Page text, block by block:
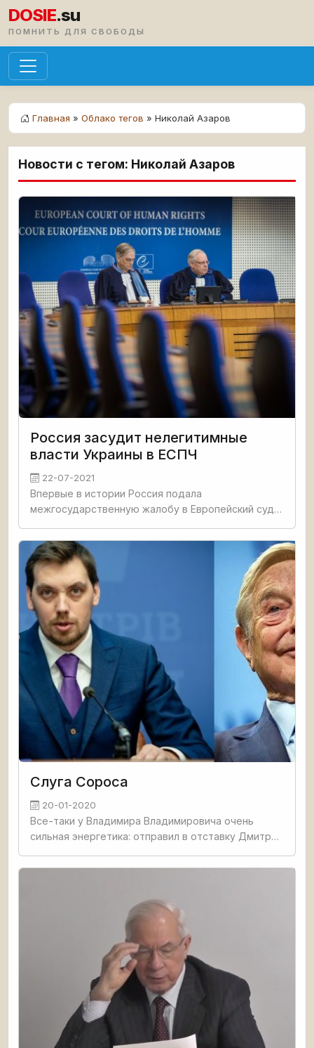
DOSIE.su
ПОМНИТЬ ДЛЯ СВОБОДЫ
Главная » Облако тегов » Николай Азаров
Новости с тегом: Николай Азаров
Россия засудит нелегитимные
власти Украины в ЕСПЧ
22-07-2021
Впервые в истории Россия подала
межгосударственную жалобу в Европейский суд
Украину в нарушении Конвенции Совета Европы о
защите прав человека и основных
Слуга Сороса
20-01-2020
Все-таки у Владимира Владимировича очень
сильная энергетика: отправил в отставку Дмитрия
и украинский премьер. Хотя у нас все пошло,